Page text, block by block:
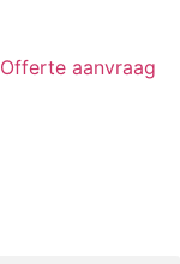
Offerte aanvraag